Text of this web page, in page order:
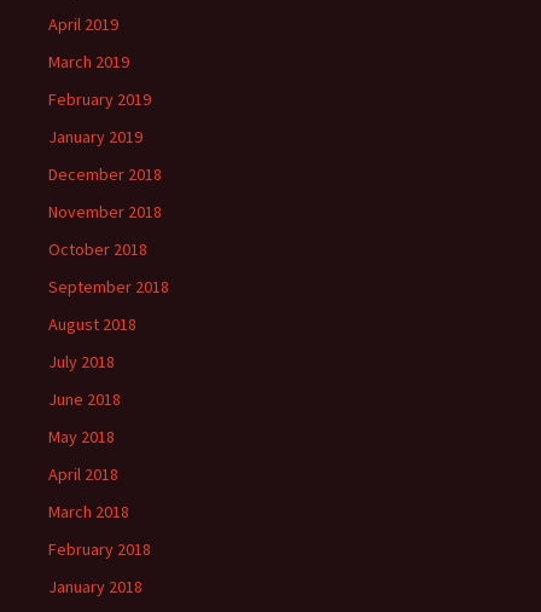
April 2019
March 2019
February 2019
January 2019
December 2018
November 2018
October 2018
September 2018
August 2018
July 2018
June 2018
May 2018
April 2018
March 2018
February 2018
January 2018